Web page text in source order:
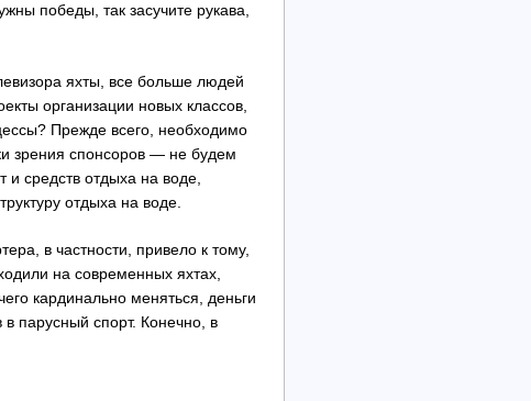
победы, так засучите рукава,
яхты, все больше людей
организации новых классов,
Прежде всего, необходимо
зрения спонсоров — не будем
и средств отдыха на воде,
отдыха на воде.
в частности, привело к тому,
на современных яхтах,
кардинально меняться, деньги
в парусный спорт. Конечно, в